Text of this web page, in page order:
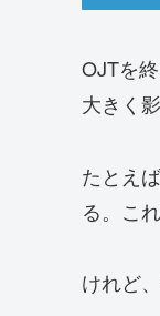
OJTを
大きく
たとえ
る。こ
けれど